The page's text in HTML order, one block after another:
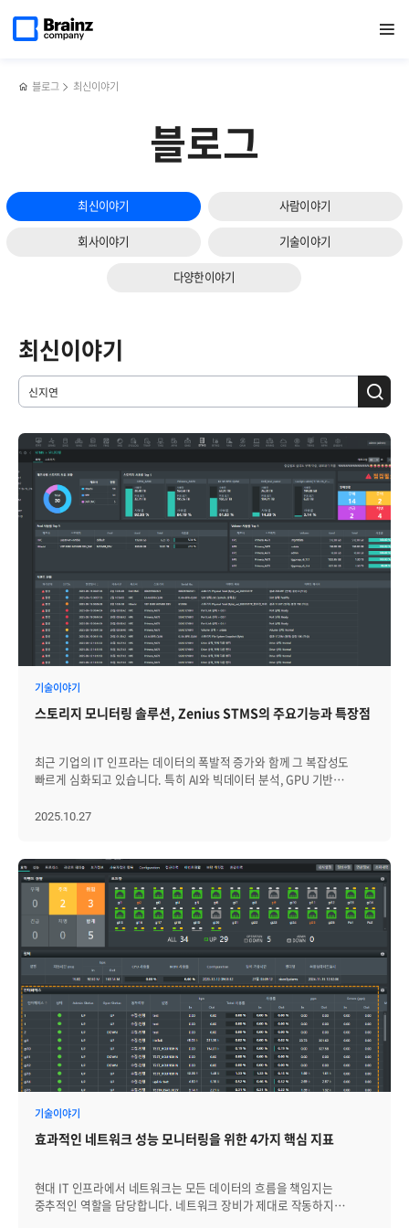
열기
페이지로
블로그 최신이야기
블로그
최신이야기 사람이야기
회사이야기 기술이야기
다양한이야기
최신이야기
기술이야기
스토리지 모니터링 솔루션, Zenius STMS의 주요기능과 특장점
최근 기업의 IT 인프라는 데이터의 폭발적 증가와 함께 그 복잡성도
빠르게 심화되고 있습니다. 특히 AI와 빅데이터 분석, GPU 기반
연속성과 업무 안정성을 좌우하는 핵심 인프라로 변화시키고 있습니다.
스토리지 등 새로운 아키텍처가 빠르게 등장하고 있습니다. 하지만
이러한 다양한 스토리지가 혼재된 환경에서는 제조사별 관리 도구와
포인트가 제각각이어서, 운영자가 여러 개별 콘솔을 오가며 상태를
확인해야 하는 비효율성이 발생합니다. 이는 관리 복잡도를 높일 뿐만
아니라 장애 대응 지연이나 용량 부족 문제로 이어져 서비스 중단이라는
위험까지 초래할 수 있습니다. 따라서 오늘날 스토리지 관제의 핵심은
단순히 얼마나 많은 데이터를 저장할 수 있는가가 아니라, 얼마나
안정적으로 전체 스토리지를 통합 관리하고 장애를 사전에 예측·대응할
수 있는가로 바뀌고 있습니다. 이러한 변화의 흐름 속에서
브레인즈컴퍼니는 Zenius STMS를 통해 다양한 벤더의 스토리지
장비를 통합적으로 관리할 수 있는 환경을 제공하고 있습니다. Zenius
STMS는 스토리지의 성능을 실시간으로 모니터링하고, 장애를
신속하게 감지·통보하여 안정적인 인프라 운영을 지원하며 널리
활용되고 있습니다. 스토리지 모니터링 솔루션, Zenius STMS의 4가지
주요기능 Zenius STMS는 단순히 데이터를 수집·표시하는 수준을
솔루션입니다. 이기종 스토리지의 성능·용량·장애·구성 정보를
운영 복잡도를 획기적으로 줄여줍니다. 지금부터 Zenius STMS가
제공하는 주요 기능과 특장점을 네 가지 측면에서 구체적으로
살펴보겠습니다. [1] 직관적인 이기종 스토리지 통합 모니터링 기능
2025.10.27
기술이야기
효과적인 네트워크 성능 모니터링을 위한 4가지 핵심 지표
현대 IT 인프라에서 네트워크는 모든 데이터의 흐름을 책임지는
중추적인 역할을 담당합니다. 네트워크 장비가 제대로 작동하지